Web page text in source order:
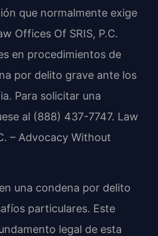
que normalmente exige
Offices Of SRIS, P.C.
en procedimientos de
por delito grave ante los
Para solicitar una
al (888) 437-7747. Law
– Advocacy Without
una condena por delito
particulares. Este
legal de esta